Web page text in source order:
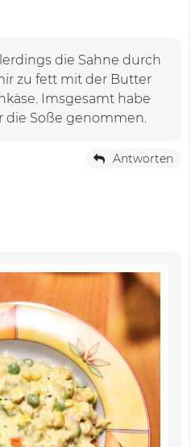
die Sahne durch
zu fett mit der Butter
Imsgesamt habe
die Soße genommen.
Antworten